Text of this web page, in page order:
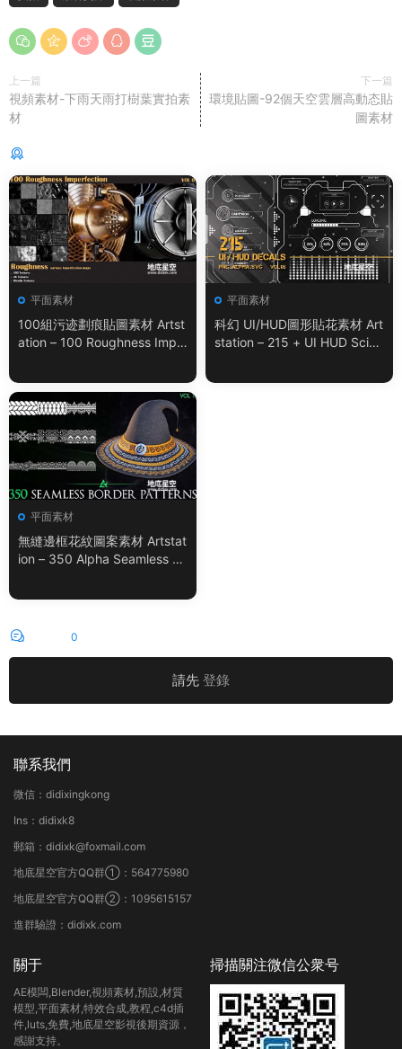
上一篇
視頻素材-下雨天雨打樹葉實拍素
材
下一篇
環境貼圖-92個天空雲層高動态貼
圖素材
平面素材
100組污迹劃痕貼圖素材 Artst
ation – 100 Roughness Impe
平面素材
科幻 UI/HUD圖形貼花素材 Art
station – 215 + UI HUD SciFi
平面素材
無縫邊框花紋圖案素材 Artstat
ion – 350 Alpha Seamless Bo
0
請先 登錄
聯系我們
微信：didixingkong
Ins：didixk8
郵箱：didixk@foxmail.com
地底星空官方QQ群①：564775980
地底星空官方QQ群②：1095615157
進群驗證：didixk.com
關于
AE模闆,Blender,視頻素材,預設,材質
模型,平面素材,特效合成,教程,c4d插
件,luts,免費,地底星空影視後期資源，
感謝支持。
掃描關注微信公衆号